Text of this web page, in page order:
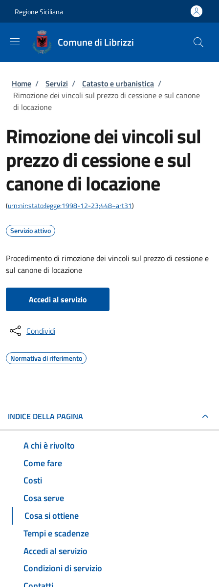
Regione Siciliana
Comune di Librizzi
Briciole di pane
Home / Servizi / Catasto e urbanistica /
Rimozione dei vincoli sul prezzo di cessione e sul canone
di locazione
Rimozione dei vincoli sul
prezzo di cessione e sul
canone di locazione
(urn:nir:stato:legge:1998-12-23;448~art31)
Servizio attivo
Procedimento di rimozione dei vincoli sul prezzo di cessione e
sul canone di locazione
Accedi al servizio
Condividi
Normativa di riferimento
INDICE DELLA PAGINA
A chi è rivolto
Come fare
Costi
Cosa serve
Cosa si ottiene
Tempi e scadenze
Accedi al servizio
Condizioni di servizio